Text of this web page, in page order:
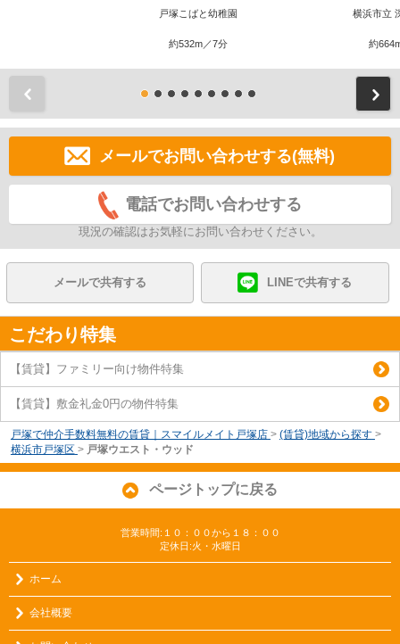
戸塚こばと幼稚園
約532m／7分
横浜市立
約
メールでお問い合わせする(無料)
電話でお問い合わせする
現況の確認はお気軽にお問い合わせください。
メールで共有する LINEで共有する
こだわり特集
【賃貸】ファミリー向け物件特集
【賃貸】敷金礼金0円の物件特集
戸塚で仲介手数料無料の賃貸｜スマイルメイト戸塚店 > (賃貸)地域から探す >
横浜市戸塚区 > 戸塚ウエスト・ウッド
ページトップに戻る
営業時間:１０：００から１８：００
定休日:火・水曜日
ホーム
会社概要